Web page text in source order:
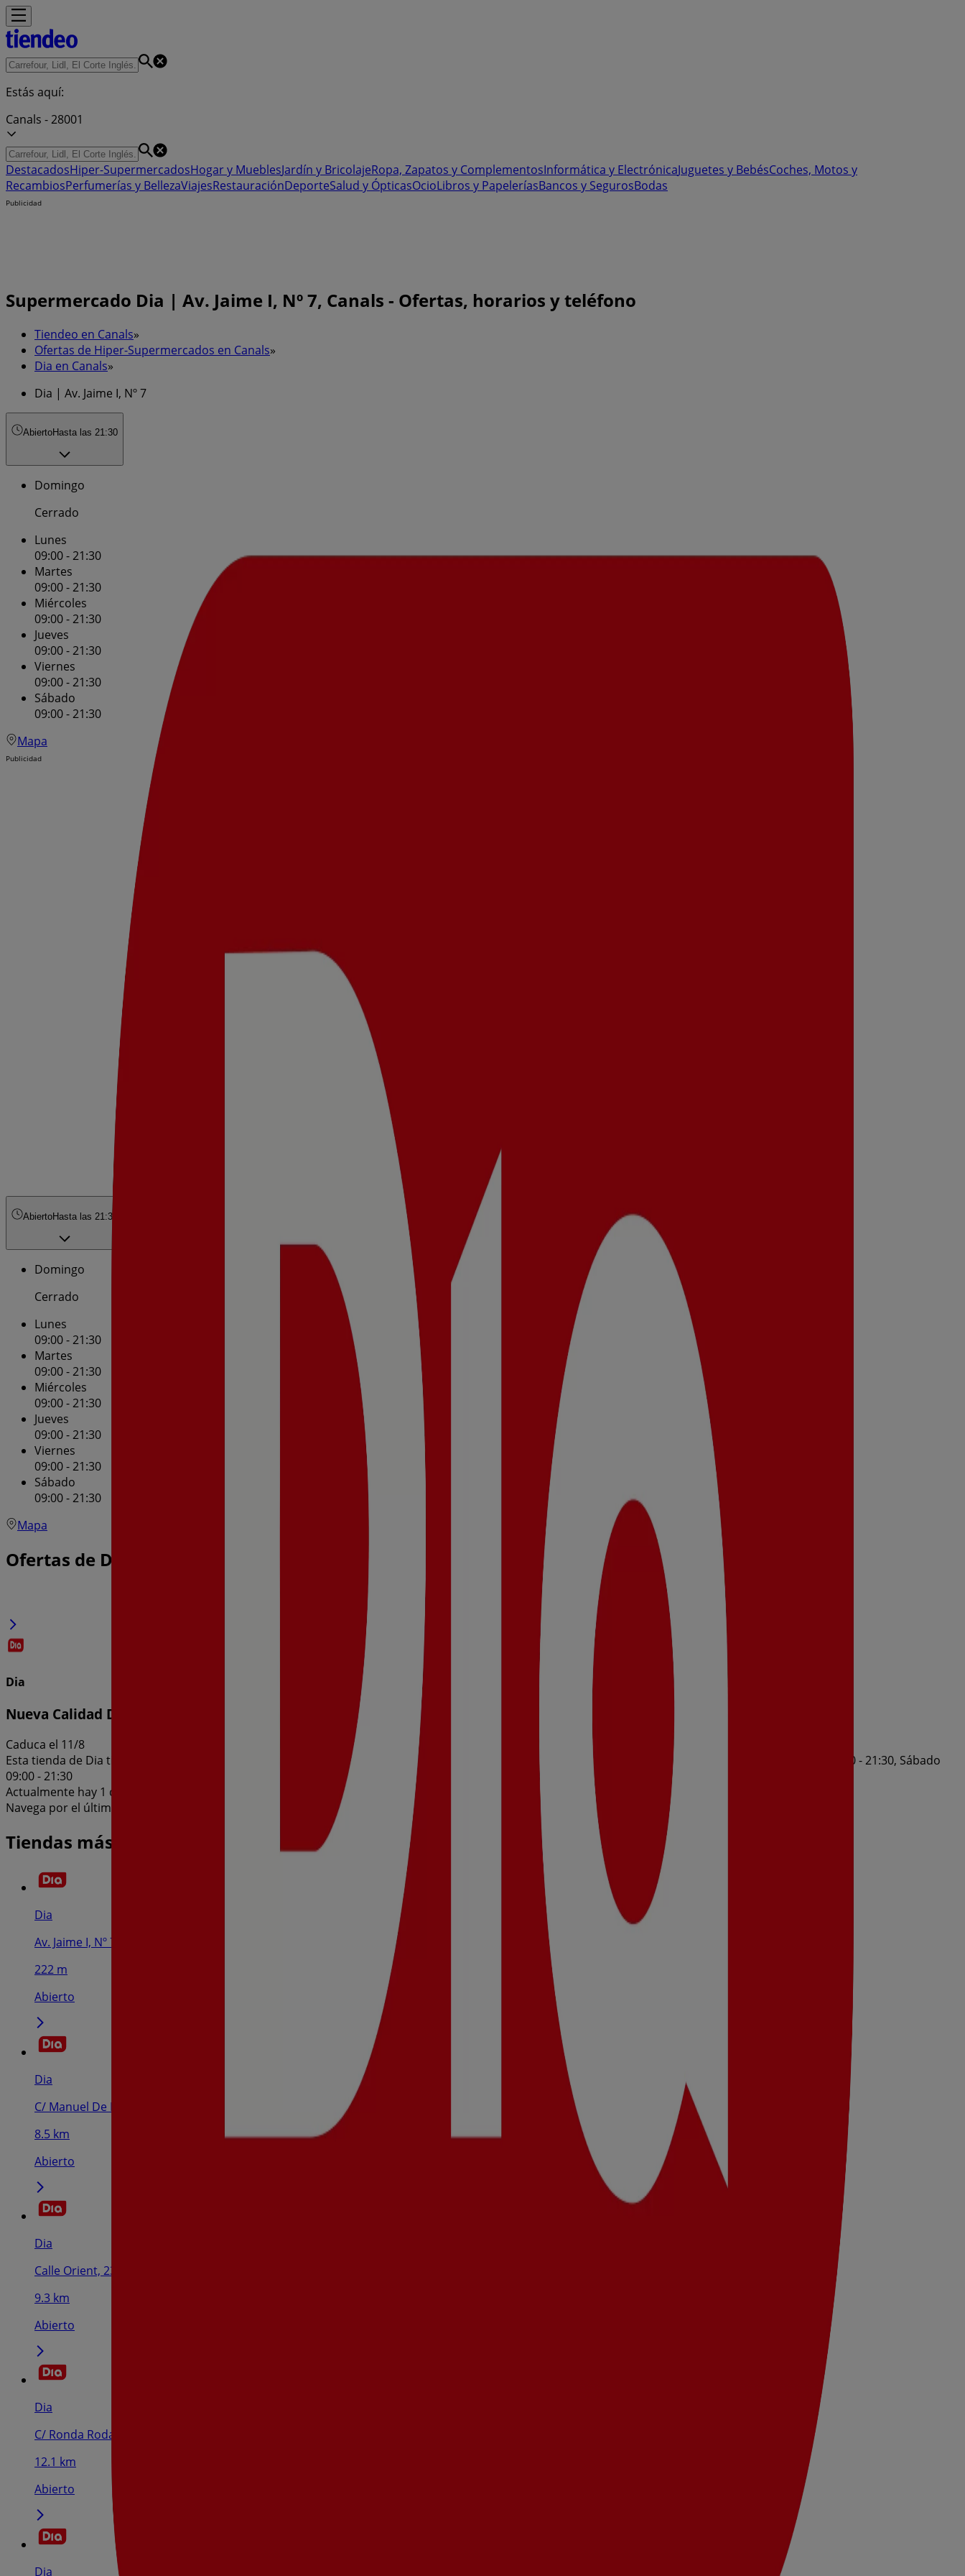
Estás aquí:
Canals - 28001
DestacadosHiper-SupermercadosHogar y MueblesJardín y BricolajeRopa, Zapatos y ComplementosInformática y ElectrónicaJuguetes y BebésCoches, Motos y
RecambiosPerfumerías y BellezaViajesRestauraciónDeporteSalud y ÓpticasOcioLibros y PapeleríasBancos y SegurosBodas
Publicidad
Supermercado Dia | Av. Jaime I, Nº 7, Canals - Ofertas, horarios y teléfono
Tiendeo en Canals»
Ofertas de Hiper-Supermercados en Canals»
Dia en Canals»
Dia | Av. Jaime I, Nº 7
AbiertoHasta las 21:30
Domingo
Cerrado
Lunes
09:00 - 21:30
Martes
09:00 - 21:30
Miércoles
09:00 - 21:30
Jueves
09:00 - 21:30
Viernes
09:00 - 21:30
Sábado
09:00 - 21:30
Mapa
Publicidad
AbiertoHasta las 21:30
Domingo
Cerrado
Lunes
09:00 - 21:30
Martes
09:00 - 21:30
Miércoles
09:00 - 21:30
Jueves
09:00 - 21:30
Viernes
09:00 - 21:30
Sábado
09:00 - 21:30
Mapa
Ofertas de Dia en Canals
Dia
Nueva Calidad Dia del 05/08 al 11/08
Caduca el 11/8
Esta tienda de Dia tiene los siguientes horarios: Domingo , Lunes 09:00 - 21:30, Martes 09:00 - 21:30, Miércoles 09:00 - 21:30, Jueves 09:00 - 21:30, Viernes 09:00 - 21:30, Sábado
09:00 - 21:30
Actualmente hay 1 catálogos disponibles en esta tienda de Dia.
Navega por el último catálogo de Dia en Av. Jaime I, Nº 7 Nueva Calidad Dia del 05/08 al 11/08 que es válido del 5/8/2026 al 11/8/2026 y no pares de ahorrar.
Tiendas más cercanas
Dia
Av. Jaime I, Nº 7, Canals
222 m
Abierto
Dia
C/ Manuel De Falla , 12, Anna
8.5 km
Abierto
Dia
Calle Orient, 23, Aielo De Malferit
9.3 km
Abierto
Dia
C/ Ronda Rodat , Nº 9, Benigánim
12.1 km
Abierto
Dia